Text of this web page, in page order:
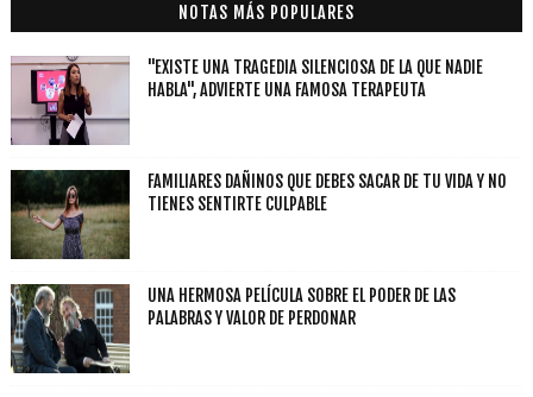
NOTAS MÁS POPULARES
"EXISTE UNA TRAGEDIA SILENCIOSA DE LA QUE NADIE
HABLA", ADVIERTE UNA FAMOSA TERAPEUTA
FAMILIARES DAÑINOS QUE DEBES SACAR DE TU VIDA Y NO
TIENES SENTIRTE CULPABLE
UNA HERMOSA PELÍCULA SOBRE EL PODER DE LAS
PALABRAS Y VALOR DE PERDONAR